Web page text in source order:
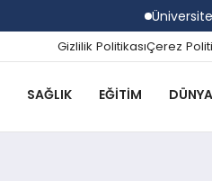
Gizlilik PolitikasıÇerez
SAĞLIK EĞITIM DÜNYA